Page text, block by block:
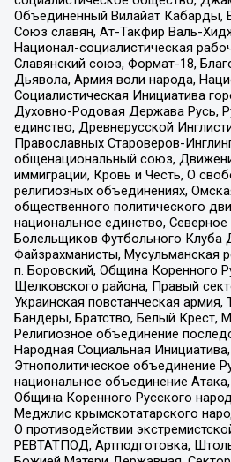
Объединенный Вилайат Кабарды,
Союз славян, Ат-Такфир Валь-
Национал-социалистическая
Славянский союз, Формат-18,
Дьявола, Армия воли народа,
Социалистическая Инициатива
Духовно-Родовая Держава Русь,
единство, Древнерусской
Православных Староверов-
общенациональный союз,
иммиграции, Кровь и Честь, О
религиозных объединениях,
общественного политического
национальное единство, Северное
Болельщиков Футбольного Клуба
Файзрахманисты, Мусульманская
п. Боровский, Община Коренного
Щелковского района, Правый
Украинская повстанческая армия,
Бандеры, Братство, Белый Крест,
Религиозное объединение
Народная Социальная Инициатива,
Этнополитическое объединение
национальное объединение
Община Коренного Русского
Меджлис крымскотатарского
О противодействии
РЕВТАТПОД, Артподготовка,